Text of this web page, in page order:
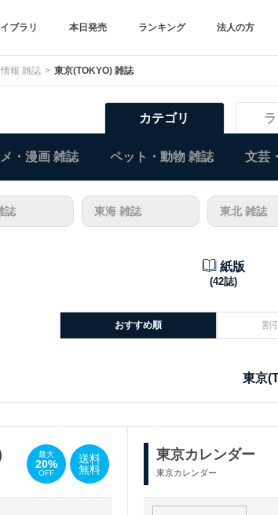
ブラリ 本日発売 ランキング 法人の方
報 雑誌 東京(TOKYO) 雑誌
カテゴリ
・漫画 雑誌 ペット・動物 雑誌 文芸
誌 東海 雑誌 東北 雑誌
紙版
(42誌)
おすすめ順 割
東京
最大
20%
OFF
送料
無料
東京カレンダー
東京カレンダー